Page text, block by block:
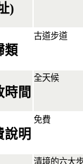
)
類
古道步道
時間
全天候
說明
免費
清境的六大